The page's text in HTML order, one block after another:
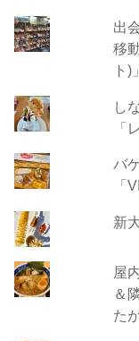
出
移
ト)」
し
「
バ
「
新
屋
＆
た